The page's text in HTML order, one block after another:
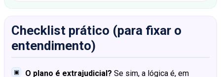
Checklist prático (para fixar o
entendimento)
▣ O plano é extrajudicial? Se sim, a lógica é, em